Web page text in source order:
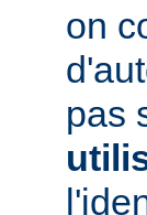
on
pas